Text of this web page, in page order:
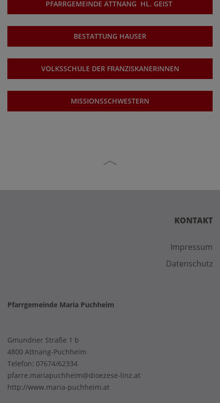
PFARRGEMEINDE ATTNANG HL. GEIST
BESTATTUNG HAUSER
VOLKSSCHULE DER FRANZISKANERINNEN
MISSIONSSCHWESTERN
KONTAKT
Impressum
Datenschutz
Pfarrgemeinde Maria Puchheim
Gmundner Straße 1 b
4800 Attnang-Puchheim
Telefon: 07674/62334
pfarre.mariapuchheim@dioezese-linz.at
http://www.maria-puchheim.at